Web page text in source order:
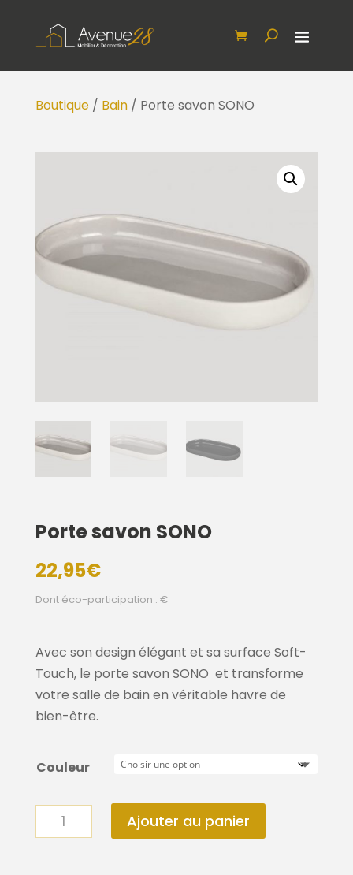
Boutique/ Bain/ Porte savon SONO
Porte savon SONO
22,95€
Dont éco-participation : €
Avec son design élégant et sa surface Soft-
Touch, le porte savon SONO et transforme
votre salle de bain en véritable havre de
bien-être.
Couleur
quantité
de
Ajouter au panier